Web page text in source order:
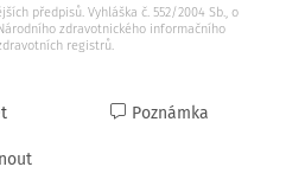
předpisů. Vyhláška č. 552/2004 Sb., o
zdravotnického informačního
registrů.
Poznámka